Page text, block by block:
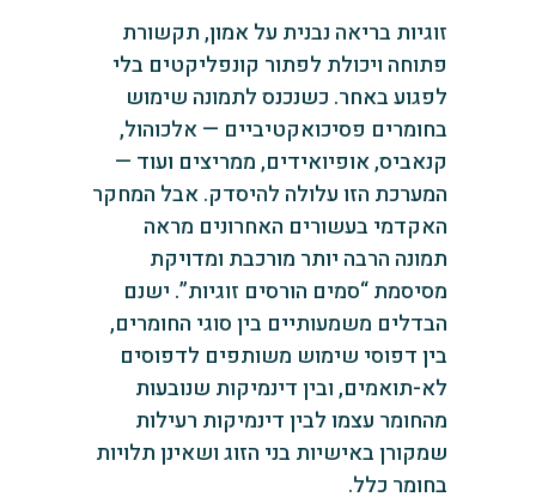
זוגיות בריאה נבנית על אמון, תקשורת
פתוחה ויכולת לפתור קונפליקטים בלי
לפגוע באחר. כשנכנס לתמונה שימוש
בחומרים פסיכואקטיביים — אלכוהול,
קנאביס, אופיואידים, ממריצים ועוד —
המערכת הזו עלולה להיסדק. אבל המחקר
האקדמי בעשורים האחרונים מראה
תמונה הרבה יותר מורכבת ומדויקת
מסיסמת “סמים הורסים זוגיות”. ישנם
הבדלים משמעותיים בין סוגי החומרים,
בין דפוסי שימוש משותפים לדפוסים
לא-תואמים, ובין דינמיקות שנובעות
מהחומר עצמו לבין דינמיקות רעילות
שמקורן באישיות בני הזוג ושאינן תלויות
בחומר כלל.